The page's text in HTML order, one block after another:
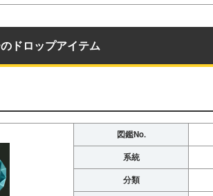
ドロップアイテム
図鑑No.
系統
分類